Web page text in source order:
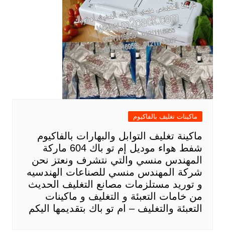
ماكينات تغليف بالفاكيوم
ماكينة تغليف التوابل والبهارات بالفاكيوم
شفط هواء موديل إم تو باك 604 ماركة
المهندس منسي والتي نتشرف ونعتز نحن
شركة المهندس منسي للصناعات الهندسيه
و توريد مستلزمات مصانع التغليف الحديث
من خامات التعبئة و التغليف و ماكينات
التعبئة والتغليف – ام تو باك بتقديمها اليكم